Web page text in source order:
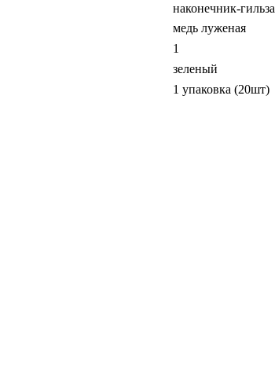
наконечник-гильза
медь луженая
1
зеленый
1 упаковка (20шт)